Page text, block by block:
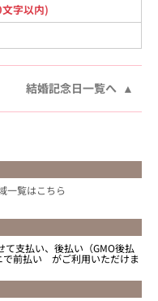
字以内)
結婚記念日一覧へ
一覧はこちら
支払い、後払い（GMO後払
で前払い がご利用いただけま